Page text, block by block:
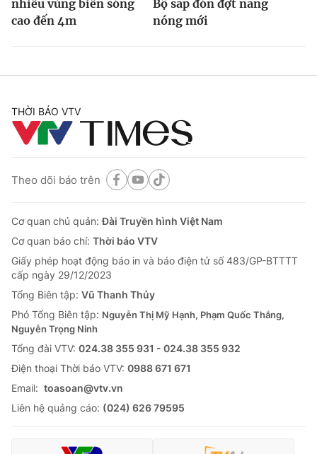
nhiều vùng biển sóng
cao đến 4m
Bộ sắp đón đợt nắng
nóng mới
THỜI BÁO VTV
Theo dõi báo trên
Cơ quan chủ quản:Đài Truyền hình Việt Nam
Cơ quan báo chí: Thời báo VTV
Giấy phép hoạt động báo in và báo điện tử số 483/GP-BTTTT
cấp ngày 29/12/2023
Tổng Biên tập: Vũ Thanh Thủy
Phó Tổng Biên tập: Nguyễn Thị Mỹ Hạnh, Phạm Quốc Thắng,
Nguyễn Trọng Ninh
Tổng đài VTV: 024.38 355 931 - 024.38 355 932
Ðiện thoại Thời báo VTV: 0988 671 671
Email: toasoan@vtv.vn
Liên hệ quảng cáo: (024) 626 79595